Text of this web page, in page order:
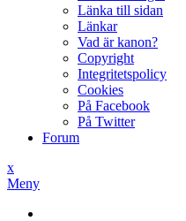
Länka till sidan
Länkar
Vad är kanon?
Copyright
Integritetspolicy
Cookies
På Facebook
På Twitter
Forum
x
Meny